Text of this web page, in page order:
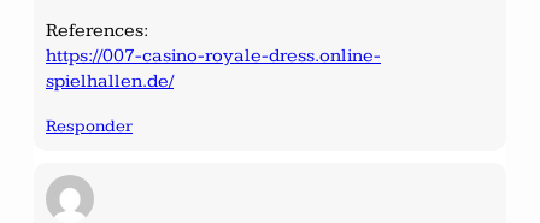
References:
https://007-casino-royale-dress.online-
spielhallen.de/
Responder